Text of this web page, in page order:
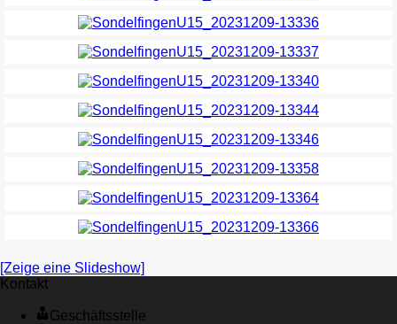
[Zeige eine Slideshow]
Kontakt
Geschäftsstelle